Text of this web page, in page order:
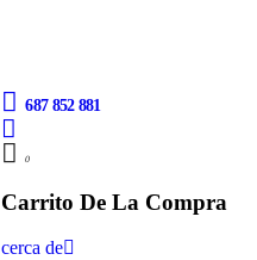
687 852 881
0
Carrito De La Compra
cerca de